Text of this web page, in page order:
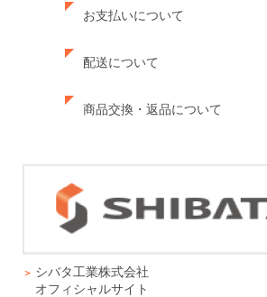
お支払いについて
配送について
商品交換・返品について
シバタ工業株式会社
オフィシャルサイト